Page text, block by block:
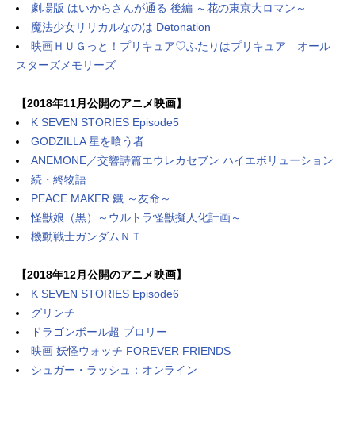
劇場版 はいからさんが通る 後編 ～花の東京大ロマン～
魔法少女リリカルなのは Detonation
映画ＨＵＧっと！プリキュア♡ふたりはプリキュア オール
スターズメモリーズ
【2018年11月公開のアニメ映画】
K SEVEN STORIES Episode5
GODZILLA 星を喰う者
ANEMONE／交響詩篇エウレカセブン ハイエボリューション
続・終物語
PEACE MAKER 鐵 ～友命～
怪獣娘（黒）～ウルトラ怪獣擬人化計画～
機動戦士ガンダムＮＴ
【2018年12月公開のアニメ映画】
K SEVEN STORIES Episode6
グリンチ
ドラゴンボール超 ブロリー
映画 妖怪ウォッチ FOREVER FRIENDS
シュガー・ラッシュ：オンライン